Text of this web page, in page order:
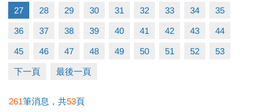
長佳Sports+ APP傳送門⬇
教練：呂秉澔
國榮桌球主教練
27 28 29 30 31 32 33 34 35
36 37 38 39 40 41 42 43 44
45 46 47 48 49 50 51 52 53
下一頁 最後一頁
261筆消息，共53頁